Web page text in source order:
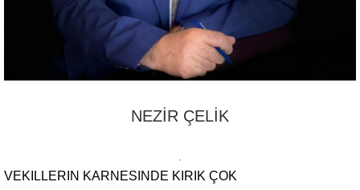
NEZİR ÇELİK
VEKILLERIN KARNESINDE KIRIK ÇOK